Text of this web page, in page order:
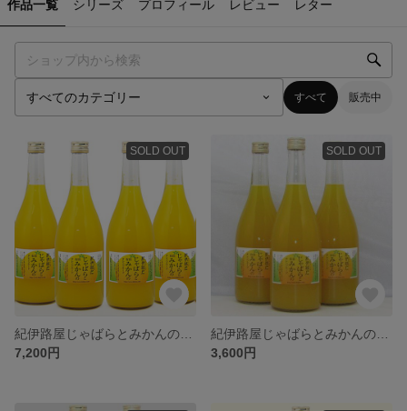
作品一覧 シリーズ プロフィール レビュー レター
すべて 販売中
SOLD OUT
7,200円
SOLD OUT
3,600円